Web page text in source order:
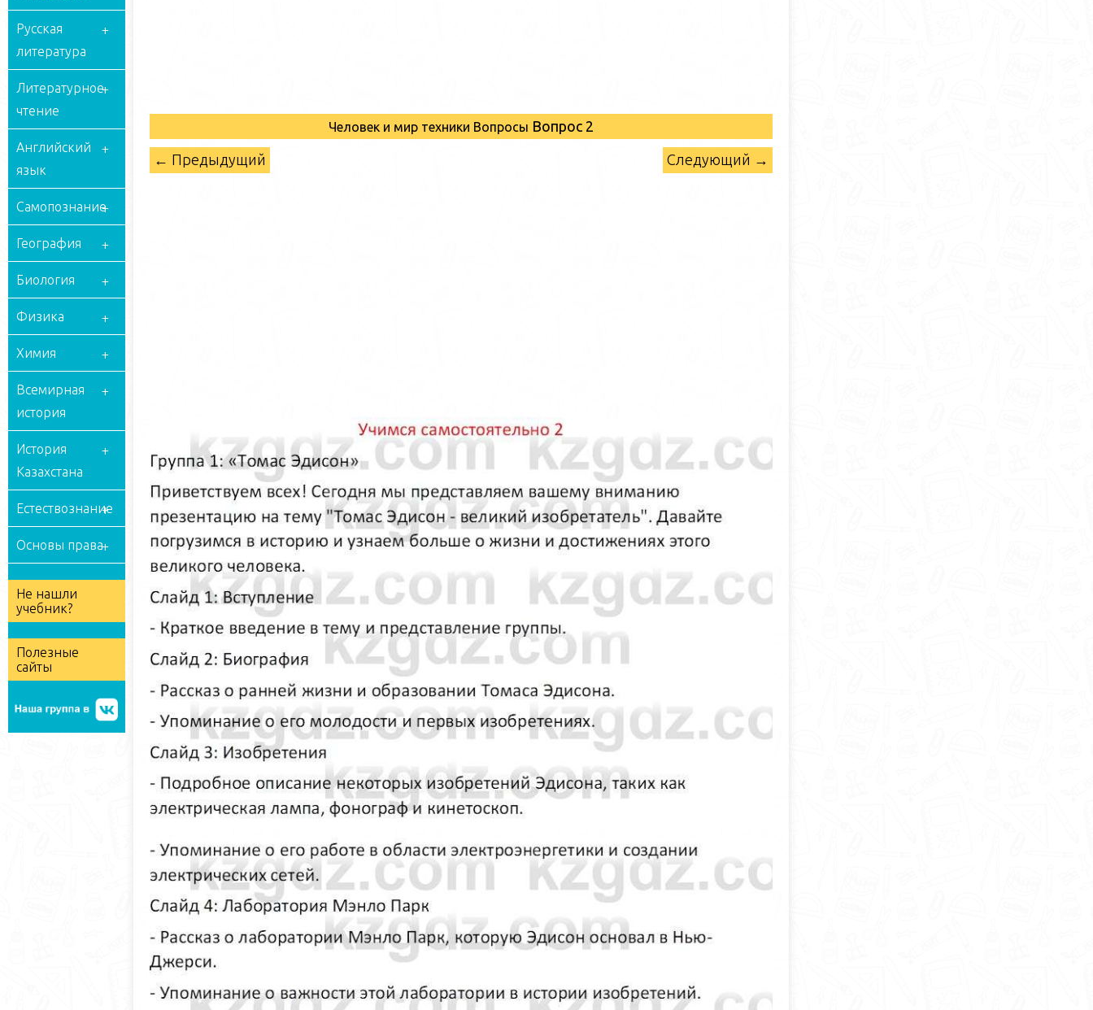
Русская
литература
Литературное
чтение
Английский
язык
Самопознание
География
Биология
Физика
Химия
Всемирная
история
История
Казахстана
Естествознание
Основы права
Не нашли
учебник?
Полезные
сайты
Человек и мир техники Вопросы Вопрос 2
← Предыдущий Следующий →